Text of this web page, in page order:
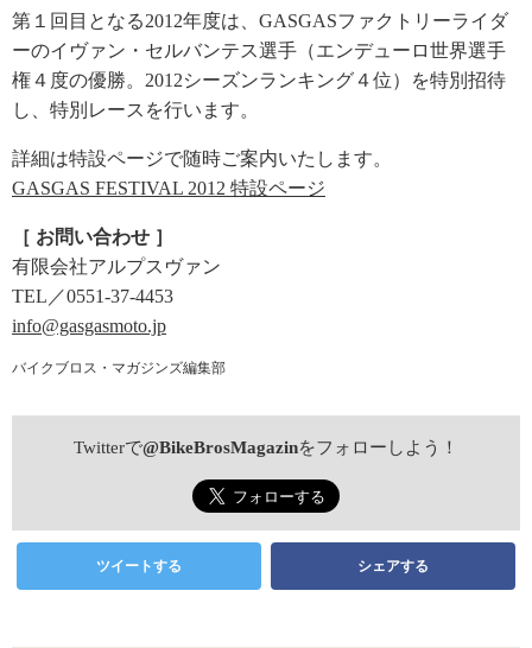
第１回目となる2012年度は、GASGASファクトリーライダ
ーのイヴァン・セルバンテス選手（エンデューロ世界選手
権４度の優勝。2012シーズンランキング４位）を特別招待
し、特別レースを行います。
詳細は特設ページで随時ご案内いたします。
GASGAS FESTIVAL 2012 特設ページ
［ お問い合わせ ］
有限会社アルプスヴァン
TEL／0551-37-4453
info@gasgasmoto.jp
バイクブロス・マガジンズ編集部
Twitterで@BikeBrosMagazinをフォローしよう！
ツイートする シェアする